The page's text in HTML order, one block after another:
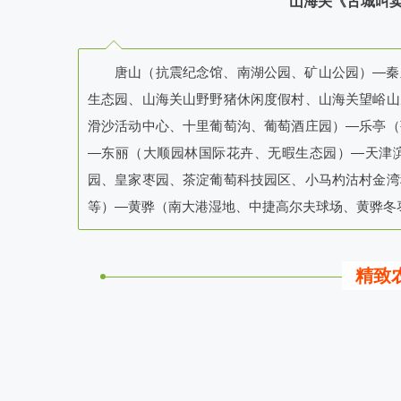
唐山（抗震纪念馆、南湖公园、矿山公园）—
生态园、山海关山野野猪休闲度假村、山海关望
滑沙活动中心、十里葡萄沟、葡萄酒庄园）—乐亭
—东丽（大顺园林国际花卉、无暇生态园）—天津
园、皇家枣园、茶淀葡萄科技园区、小马杓沽村金
等）—黄骅（南大港湿地、中捷高尔夫球场、黄骅冬
精致